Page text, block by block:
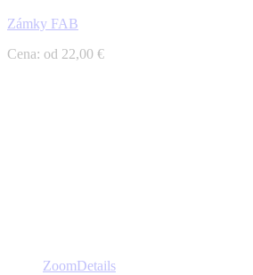
Zámky FAB
Cena: od 22,00 €
ZoomDetails